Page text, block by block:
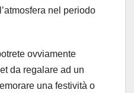
nel periodo
ovviamente
da regalare ad un
una festività o